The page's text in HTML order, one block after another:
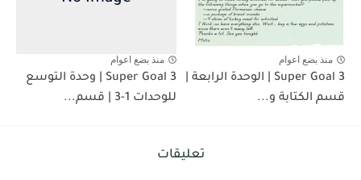
منذ بضع اعوام
Super Goal 3 | الوحدة الرابعة |
قسم الكتابة و...
منذ بضع اعوام
Super Goal 3 | وحدة التوسع
للوحدات 1-3 | قسم...
تعليقات